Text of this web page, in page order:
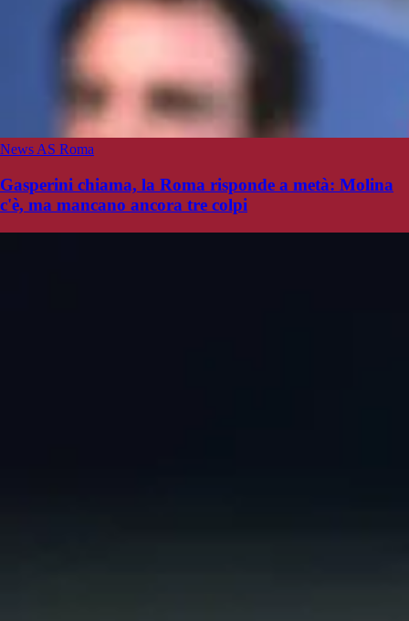
News AS Roma
Gasperini chiama, la Roma risponde a metà: Molina
c'è, ma mancano ancora tre colpi